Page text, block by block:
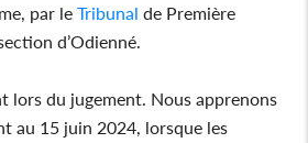
par leTribunal de Première
d’Odienné.
lors du jugement. Nous apprenons
au 15 juin 2024, lorsque les